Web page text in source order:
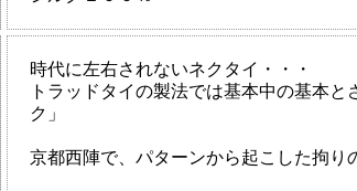
時代に左右されないネクタイ・・・
トラッドタイの製法では基本中の基本
ク」
京都西陣で、パターンから起こした拘り